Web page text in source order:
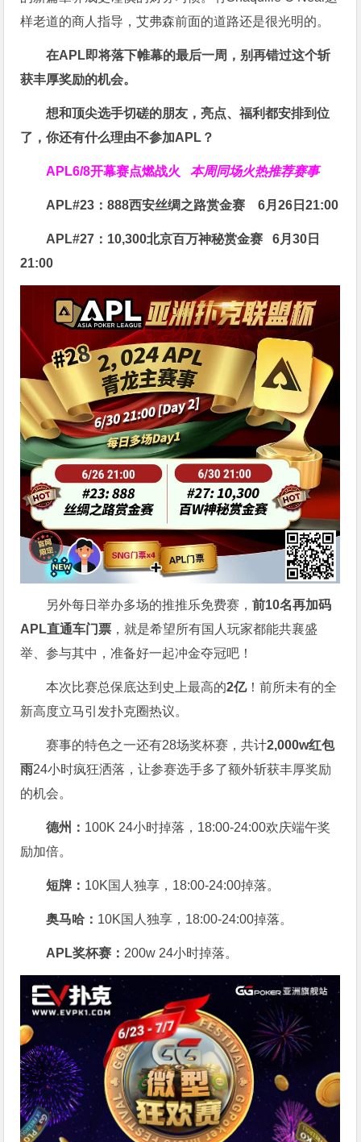
样老道的商人指导，艾弗森前面的道路还是很光明的。
在APL即将落下帷幕的最后一周，别再错过这个斩
获丰厚奖励的机会。
想和顶尖选手切磋的朋友，亮点、福利都安排到位
了，你还有什么理由不参加APL？
APL6/8开幕赛点燃战火本周同场火热推荐赛事
APL#23：888西安丝绸之路赏金赛6月26日21:00
APL#27：10,300北京百万神秘赏金赛6月30日
21:00
另外每日举办多场的推推乐免费赛，前10名再加码
APL直通车门票 ，就是希望所有国人玩家都能共襄盛
举、参与其中，准备好一起冲金夺冠吧！
本次比赛总保底达到史上最高的2亿！前所未有的全
新高度立马引发扑克圈热议。
赛事的特色之一还有28场奖杯赛，共计2,000w红包
雨24小时疯狂洒落，让参赛选手多了额外斩获丰厚奖励
的机会。
德州： 100K 24小时掉落， 18:00-24:00欢庆端午奖
励加倍。
短牌： 10K国人独享，18:00-24:00掉落。
奥马哈 ： 10K国人独享，18:00-24:00掉落。
APL奖杯赛： 200w 24小时掉落。